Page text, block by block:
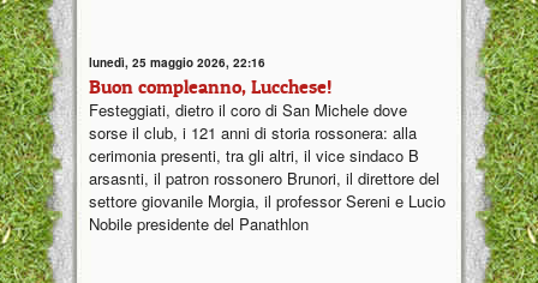
lunedì, 25 maggio 2026, 22:16
Buon compleanno, Lucchese!
Festeggiati, dietro il coro di San Michele dove
sorse il club, i 121 anni di storia rossonera: alla
cerimonia presenti, tra gli altri, il vice sindaco B
arsasnti, il patron rossonero Brunori, il direttore del
settore giovanile Morgia, il professor Sereni e Lucio
Nobile presidente del Panathlon